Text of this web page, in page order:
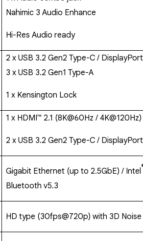
Nahimic 3 Audio Enhance
Hi-Res Audio ready
2 x USB 3.2 Gen2 Type-C /
3 x USB 3.2 Gen1 Type-A
1 x Kensington Lock
1 x HDMI™ 2.1 (8K@60Hz / 4K@120Hz)
2 x USB 3.2 Gen2 Type-C /
Gigabit Ethernet (up to 2.5GbE) / Intel
Bluetooth v5.3
HD type (30fps@720p) with 3D